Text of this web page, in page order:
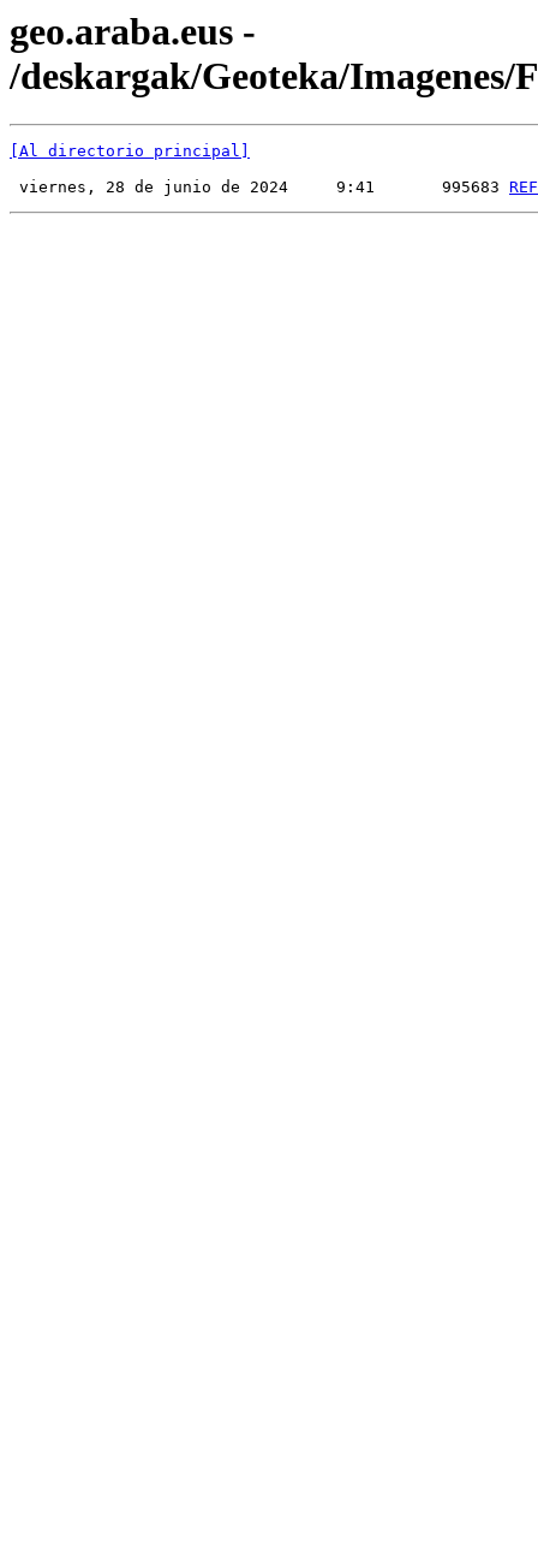
geo.araba.eus -
/deskargak/Geoteka/Imagenes/
[Al directorio principal]
viernes, 28 de junio de 2024     9:41       995683